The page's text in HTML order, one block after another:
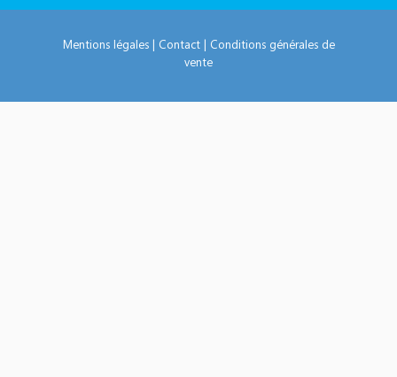
Mentions légales| Contact| Conditions générales de
vente